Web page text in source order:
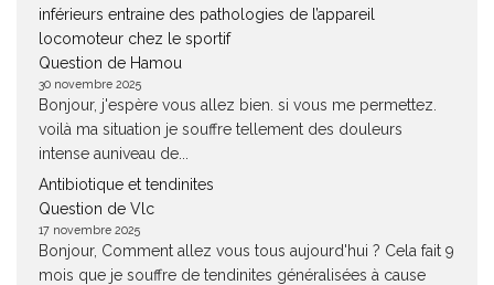
inférieurs entraine des pathologies de l’appareil
locomoteur chez le sportif
Question de Hamou
30 novembre 2025
Bonjour, j'espère vous allez bien. si vous me permettez.
voilà ma situation je souffre tellement des douleurs
intense auniveau de...
Antibiotique et tendinites
Question de Vlc
17 novembre 2025
Bonjour, Comment allez vous tous aujourd'hui ? Cela fait 9
mois que je souffre de tendinites généralisées à cause